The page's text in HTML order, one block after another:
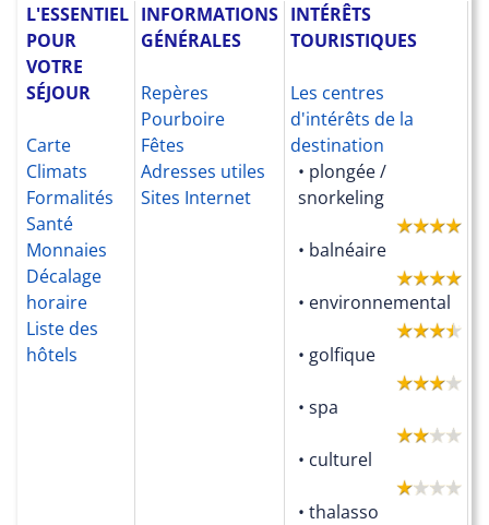
L'ESSENTIEL
POUR
VOTRE
SÉJOUR
Carte
Climats
Formalités
Santé
Monnaies
Décalage
horaire
Liste des
hôtels
INFORMATIONS
GÉNÉRALES
Repères
Pourboire
Fêtes
Adresses utiles
Sites Internet
INTÉRÊTS
TOURISTIQUES
Les centres
d'intérêts de la
destination
• plongée /
snorkeling
• balnéaire
• environnemental
• golfique
• spa
• culturel
• thalasso